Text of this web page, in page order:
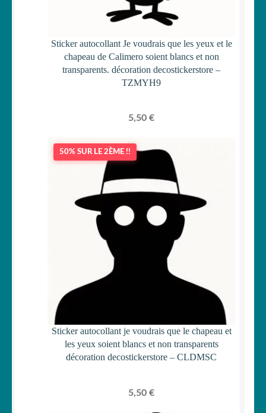
Sticker autocollant Je voudrais que les yeux et le
chapeau de Calimero soient blancs et non
transparents. décoration decostickerstore –
TZMYH9
5,50 €
50% SUR LE 2ÈME !!
Sticker autocollant je voudrais que le chapeau et
les yeux soient blancs et non transparents
décoration decostickerstore – CLDMSC
5,50 €